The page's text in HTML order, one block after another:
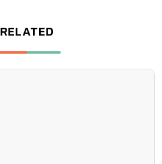
RELATED